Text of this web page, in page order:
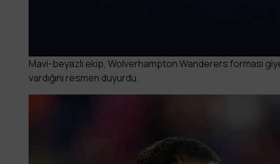
Mavi-beyazlı ekip, Wolverhampton Wanderers forması
vardığını resmen duyurdu.